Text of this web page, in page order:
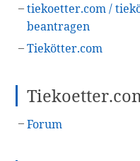
tiekoetter.com /
beantragen
Tiekötter.com
Forum